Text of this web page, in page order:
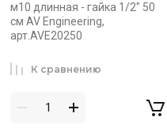
м10 длинная - гайка 1/2" 50
см AV Engineering,
арт.AVE20250
К сравнению